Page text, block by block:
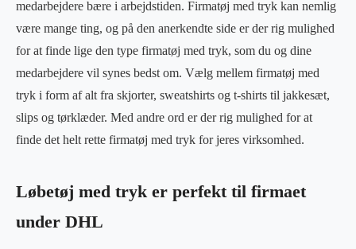
medarbejdere bære i arbejdstiden. Firmatøj med tryk kan nemlig
være mange ting, og på den anerkendte side er der rig mulighed
for at finde lige den type firmatøj med tryk, som du og dine
medarbejdere vil synes bedst om. Vælg mellem firmatøj med
tryk i form af alt fra skjorter, sweatshirts og t-shirts til jakkesæt,
slips og tørklæder. Med andre ord er der rig mulighed for at
finde det helt rette firmatøj med tryk for jeres virksomhed.
Løbetøj med tryk er perfekt til firmaet
under DHL